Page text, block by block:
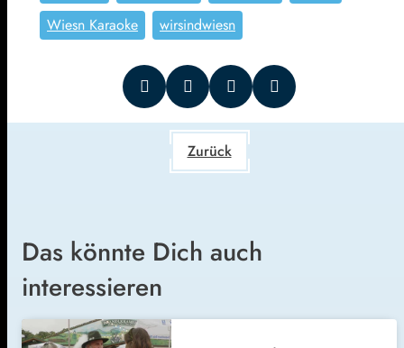
Wiesn Karaoke
wirsindwiesn
Zurück
Das könnte Dich auch
interessieren